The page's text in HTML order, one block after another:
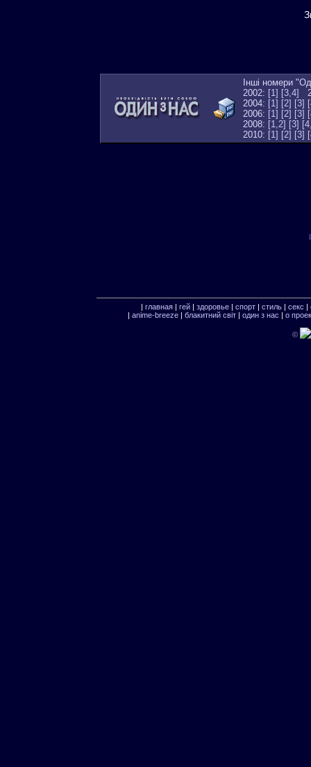
Інші номери
2002: [1] [3,4]
2004: [1] [2] [3]
2006: [1] [2] [3]
2008: [1,2] [3]
2010: [1] [2] [3]
| главная| гей| здоровье| спорт| стиль| секс |
| anime-breeze| блакитний свiт| один з нас | о
©